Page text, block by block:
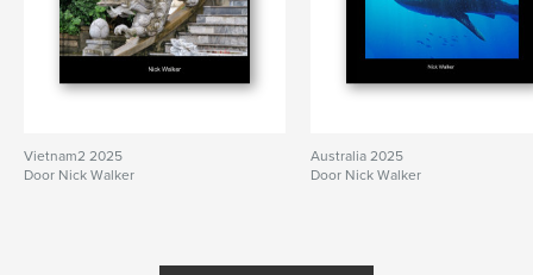
Vietnam2 2025
Door Nick Walker
Australia 2025
Door Nick Walker